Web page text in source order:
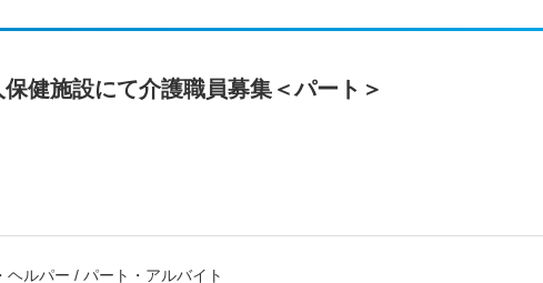
健施設にて介護職員募集＜パート＞
ヘルパー / パート・アルバイト